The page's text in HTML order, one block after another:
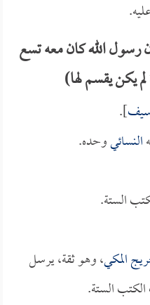
الله كان معه تسع
يكن يقسم لها)
سيف].
النسائيوحده.
الستة.
المكي، وهو ثقة، يرسل
الستة.